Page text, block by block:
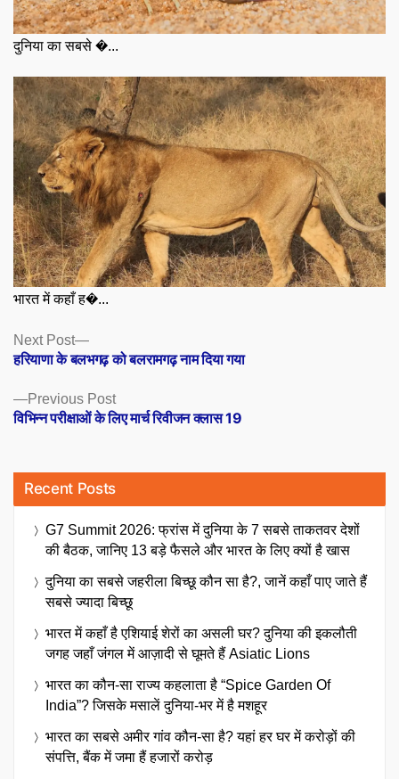
दुनिया का सबसे �...
भारत में कहाँ ह�...
Posts
navigation
Previous PostPrevious
post:
विभिन्न परीक्षाओं के लिए मार्च रिवीजन क्लास 19
Next Post
Next
post:
हरियाणा के बलभगढ़ को बलरामगढ़ नाम दिया गया
Recent Posts
G7 Summit 2026: फ्रांस में दुनिया के 7 सबसे ताकतवर देशों
की बैठक, जानिए 13 बड़े फैसले और भारत के लिए क्यों है खास
दुनिया का सबसे जहरीला बिच्छू कौन सा है?, जानें कहाँ पाए जाते हैं
सबसे ज्यादा बिच्छू
भारत में कहाँ है एशियाई शेरों का असली घर? दुनिया की इकलौती
जगह जहाँ जंगल में आज़ादी से घूमते हैं Asiatic Lions
भारत का कौन-सा राज्य कहलाता है “Spice Garden Of
India”? जिसके मसालें दुनिया-भर में है मशहूर
भारत का सबसे अमीर गांव कौन-सा है? यहां हर घर में करोड़ों की
संपत्ति, बैंक में जमा हैं हजारों करोड़